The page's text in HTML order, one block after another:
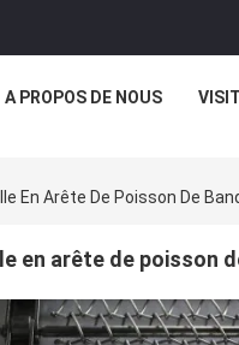
A PROPOS DE NOUS
En Arête De Poisson De
en arête de poisson